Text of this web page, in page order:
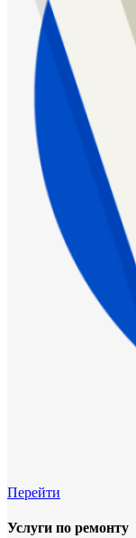
Перейти
Услуги по ремонту